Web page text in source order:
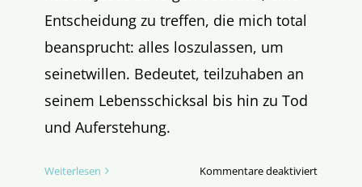
Entscheidung zu treffen, die mich total
beansprucht: alles loszulassen, um
seinetwillen. Bedeutet, teilzuhaben an
seinem Lebensschicksal bis hin zu Tod
und Auferstehung.
Weiterlesen Kommentare deaktiviertfür